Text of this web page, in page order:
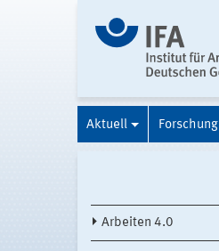
Aktuell Forschung
Arbeiten 4.0